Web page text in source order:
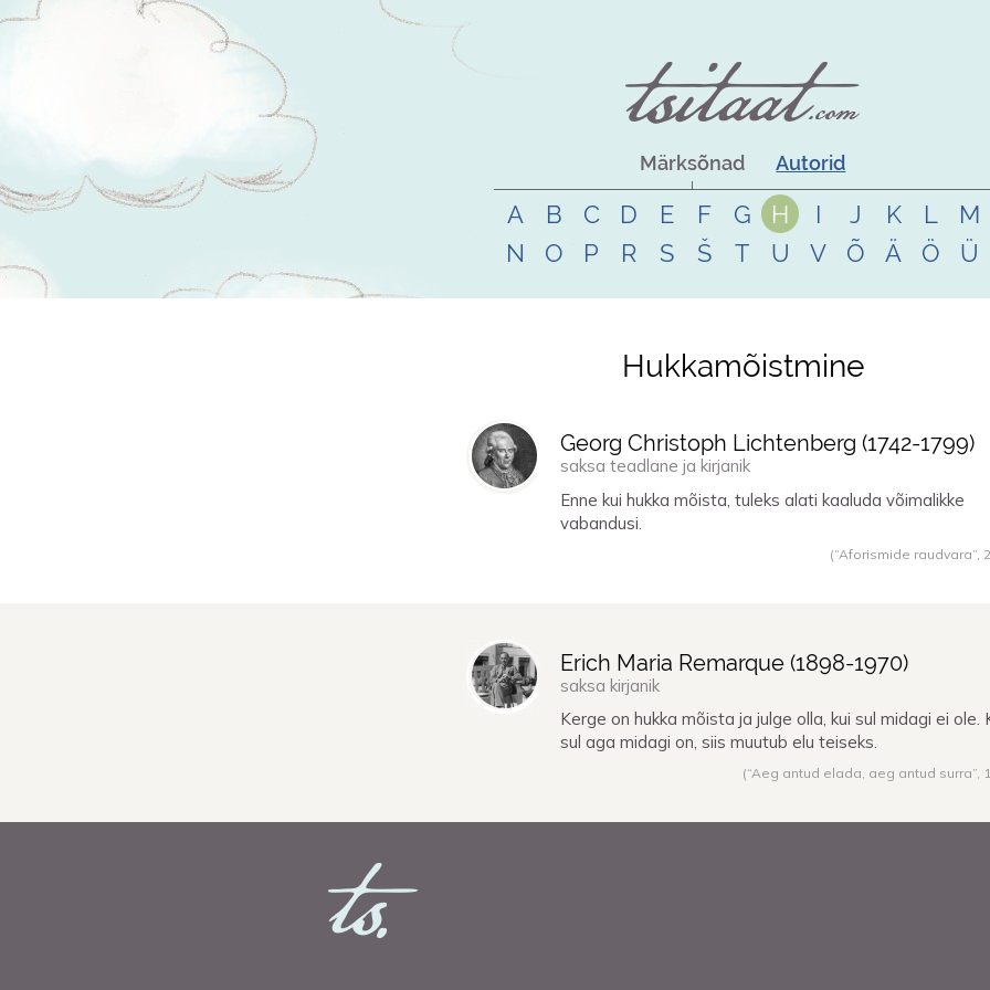
Märksõnad Autorid
A B C D E F G H I J K L
M
N
O P R S Š T U V Õ Ä Ö Ü
Hukkamõistmine
Georg Christoph Lichtenberg (1742-1799)
saksa teadlane ja kirjanik
Enne kui hukka mõista, tuleks alati kaaluda võimalikke
vabandusi.
(“Aforismide raudvara”,
Erich Maria Remarque (1898-1970)
saksa kirjanik
Kerge on hukka mõista ja julge olla, kui sul midagi ei ole.
sul aga midagi on, siis muutub elu teiseks.
(“Aeg antud elada, aeg antud surra”,